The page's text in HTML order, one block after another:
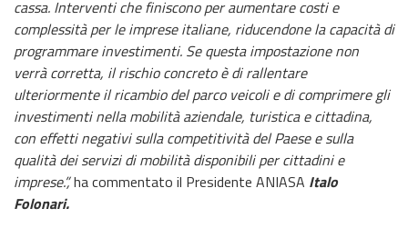
cassa. Interventi che finiscono per aumentare costi e
complessità per le imprese italiane, riducendone la capacità di
programmare investimenti. Se questa impostazione non
verrà corretta, il rischio concreto è di rallentare
ulteriormente il ricambio del parco veicoli e di comprimere gli
investimenti nella mobilità aziendale, turistica e cittadina,
con effetti negativi sulla competitività del Paese e sulla
qualità dei servizi di mobilità disponibili per cittadini e
imprese.”,ha commentato il Presidente ANIASA Italo
Folonari.